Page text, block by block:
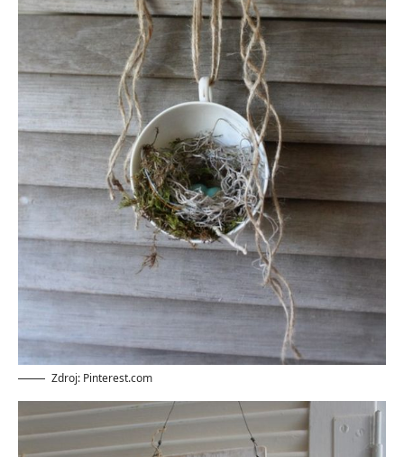
Zdroj: Pinterest.com